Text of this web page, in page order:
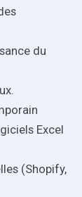
du
Excel
(Shopify,